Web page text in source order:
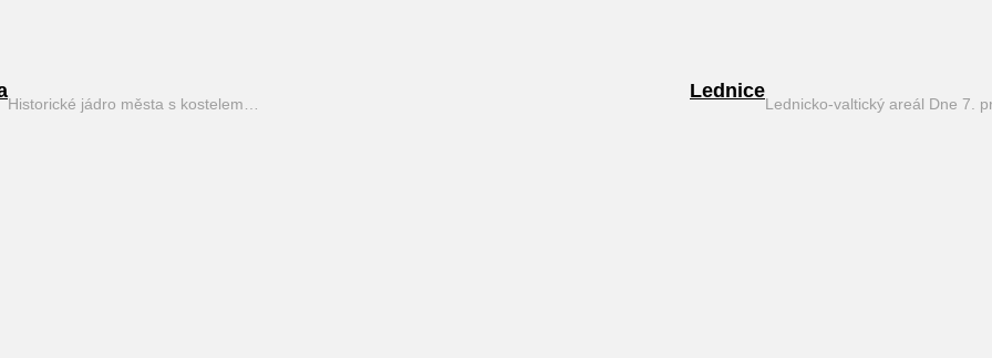
Historické jádro města s kostelem…
Lednice
Lednicko-valtický areál Dne 7.